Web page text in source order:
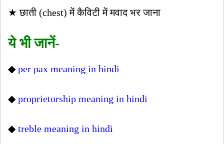
★ छाती (chest) में कैविटी में मवाद भर जाना
ये भी जानें-
◆per pax meaning in hindi
◆proprietorship meaning in hindi
◆treble meaning in hindi